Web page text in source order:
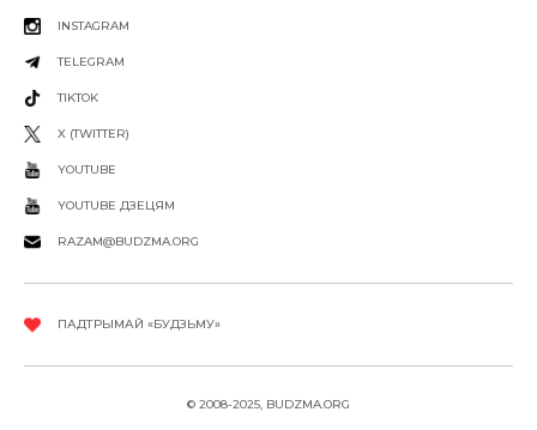
INSTAGRAM
TELEGRAM
TIKTOK
X (TWITTER)
YOUTUBE
YOUTUBE ДЗЕЦЯМ
RAZAM@BUDZMA.ORG
ПАДТРЫМАЙ «БУДЗЬМУ»
© 2008-2025, BUDZMA.ORG